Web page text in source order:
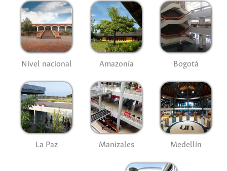
Nivel nacional Amazonía Bogotá
La Paz Manizales Medellín